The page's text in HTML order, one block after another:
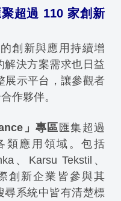
超過 110 家創新
創新與應用持續增
解決方案需求也日益
展示平台，讓參觀者
作夥伴。
」專區 匯集超過
類應用領域。包括
、Karsu Tekstil、
創新企業皆參與其
尋系統中皆有清楚標